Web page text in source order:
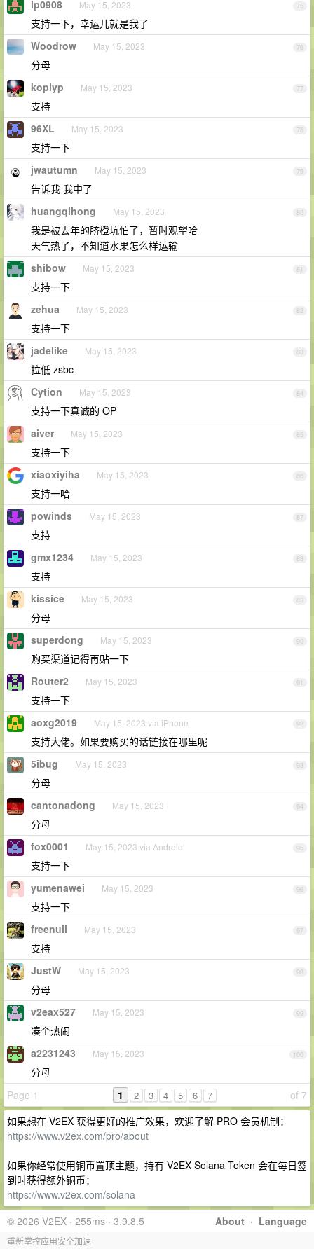
75
lp0908 May 15, 2023
支持一下，幸运儿就是我了
76
Woodrow May 15, 2023
分母
77
koplyp May 15, 2023
支持
78
96XL May 15, 2023
支持一下
79
jwautumn May 15, 2023
告诉我 我中了
80
huangqihong May 15, 2023
我是被去年的脐橙坑怕了，暂时观望哈
天气热了，不知道水果怎么样运输
81
shibow May 15, 2023
支持一下
82
zehua May 15, 2023
支持一下
83
jadelike May 15, 2023
拉低 zsbc
84
Cytion May 15, 2023
支持一下真诚的 OP
85
aiver May 15, 2023
支持一下
86
xiaoxiyiha May 15, 2023
支持一哈
87
powinds May 15, 2023
支持
88
gmx1234 May 15, 2023
支持
89
kissice May 15, 2023
分母
90
superdong May 15, 2023
购买渠道记得再贴一下
91
Router2 May 15, 2023
支持一下
92
aoxg2019 May 15, 2023 via iPhone
支持大佬。如果要购买的话链接在哪里呢
93
5ibug May 15, 2023
分母
94
cantonadong May 15, 2023
分母
95
fox0001 May 15, 2023 via Android
支持一下
96
yumenawei May 15, 2023
支持一下
97
freenull May 15, 2023
支持
98
JustW May 15, 2023
分母
99
v2eax527 May 15, 2023
凑个热闹
100
a2231243 May 15, 2023
分母
Page 1
of 7
1 2 3 4 5 6 7
如果想在 V2EX 获得更好的推广效果，欢迎了解 PRO 会员机制：
https://www.v2ex.com/pro/about
如果你经常使用铜币置顶主题，持有 V2EX Solana Token 会在每日签
到时获得额外铜币：
https://www.v2ex.com/solana
About · Language
© 2026 V2EX · 255ms · 3.9.8.5
重新掌控应用安全加速